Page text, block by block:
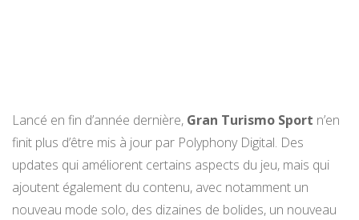
Lancé en fin d’année dernière, Gran Turismo Sport n’en
finit plus d’être mis à jour par Polyphony Digital. Des
updates qui améliorent certains aspects du jeu, mais qui
ajoutent également du contenu, avec notamment un
nouveau mode solo, des dizaines de bolides, un nouveau